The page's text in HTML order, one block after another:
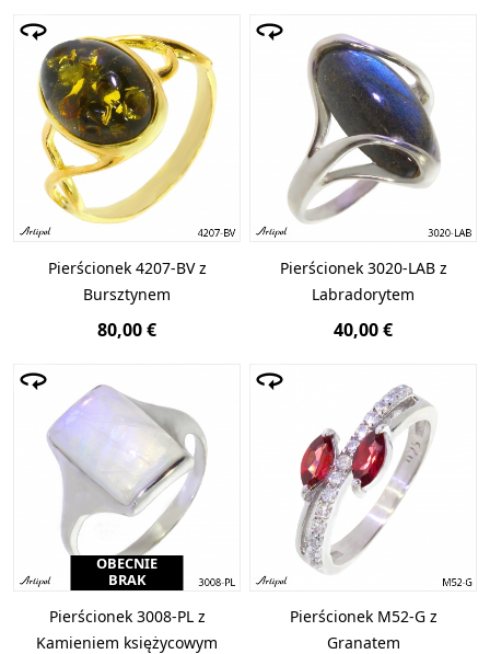
Pierścionek 4207-BV z
Bursztynem
80,00 €
Pierścionek 3020-LAB z
Labradorytem
40,00 €
OBECNIE
BRAK
Pierścionek 3008-PL z
Kamieniem księżycowym
Pierścionek M52-G z
Granatem